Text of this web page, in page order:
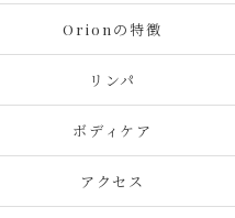
Orionの特徴
リンパ
ボディケア
アクセス